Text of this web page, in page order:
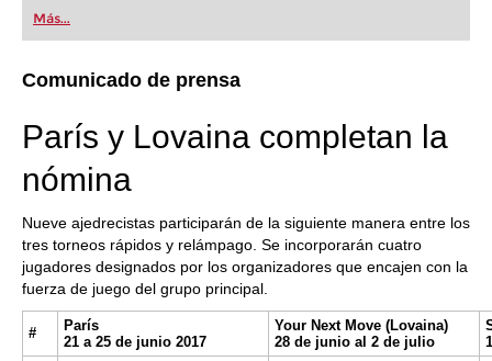
first steps into the world of club chess, or already
playing at a tournament level: with FRITZ, you can
train more efficiently, intelligently and with a
Más...
Comunicado de prensa
París y Lovaina completan la
nómina
Nueve ajedrecistas participarán de la siguiente manera entre los
tres torneos rápidos y relámpago. Se incorporarán cuatro
jugadores designados por los organizadores que encajen con la
fuerza de juego del grupo principal.
#
París
21 a 25 de junio 2017
Your Next Move (Lovaina)
28 de junio al 2 de julio